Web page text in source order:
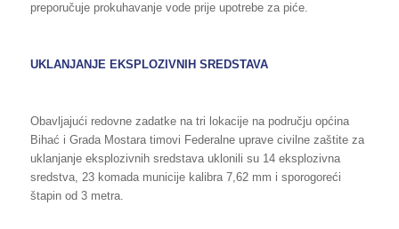
preporučuje prokuhavanje vode prije upotrebe za piće.
UKLANJANJE EKSPLOZIVNIH SREDSTAVA
Obavljajući redovne zadatke na tri lokacije na području općina
Bihać i Grada Mostara timovi Federalne uprave civilne zaštite za
uklanjanje eksplozivnih sredstava uklonili su 14 eksplozivna
sredstva, 23 komada municije kalibra 7,62 mm i sporogoreći
štapin od 3 metra.